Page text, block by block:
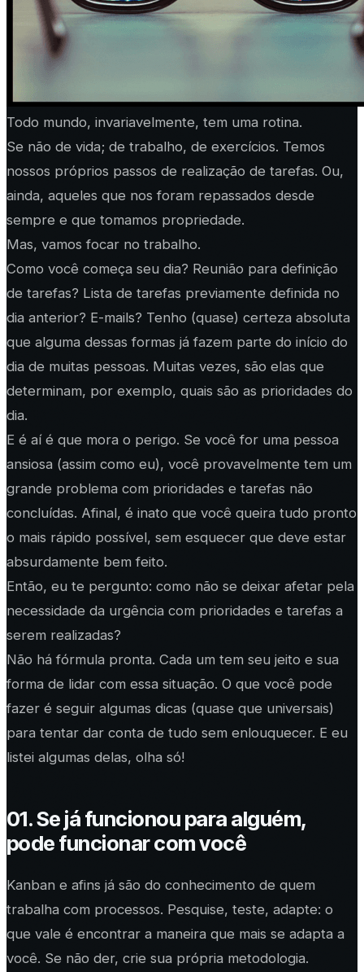
Todo mundo, invariavelmente, tem uma rotina.
Se não de vida; de trabalho, de exercícios. Temos
nossos próprios passos de realização de tarefas. Ou,
ainda, aqueles que nos foram repassados desde
sempre e que tomamos propriedade.
Mas, vamos focar no trabalho.
Como você começa seu dia? Reunião para definição
de tarefas? Lista de tarefas previamente definida no
dia anterior? E-mails? Tenho (quase) certeza absoluta
que alguma dessas formas já fazem parte do início do
dia de muitas pessoas. Muitas vezes, são elas que
determinam, por exemplo, quais são as prioridades do
dia.
E é aí é que mora o perigo. Se você for uma pessoa
ansiosa (assim como eu), você provavelmente tem um
grande problema com prioridades e tarefas não
concluídas. Afinal, é inato que você queira tudo pronto
o mais rápido possível, sem esquecer que deve estar
absurdamente bem feito.
Então, eu te pergunto: como não se deixar afetar pela
necessidade da urgência com prioridades e tarefas a
serem realizadas?
Não há fórmula pronta. Cada um tem seu jeito e sua
forma de lidar com essa situação. O que você pode
fazer é seguir algumas dicas (quase que universais)
para tentar dar conta de tudo sem enlouquecer. E eu
listei algumas delas, olha só!
01. Se já funcionou para alguém,
pode funcionar com você
Kanban e afins já são do conhecimento de quem
trabalha com processos. Pesquise, teste, adapte: o
que vale é encontrar a maneira que mais se adapta a
você. Se não der, crie sua própria metodologia.